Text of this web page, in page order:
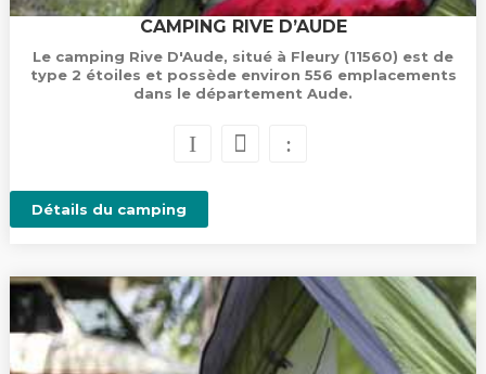
CAMPING RIVE D’AUDE
Le camping Rive D'Aude, situé à Fleury (11560) est de
type 2 étoiles et possède environ 556 emplacements
dans le département Aude.
Détails du camping